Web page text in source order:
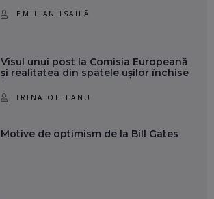
EMILIAN ISAILĂ
Visul unui post la Comisia Europeană
și realitatea din spatele ușilor închise
IRINA OLTEANU
Motive de optimism de la Bill Gates